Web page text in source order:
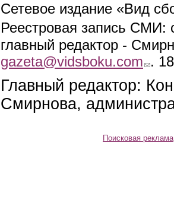
Сетевое издание «Вид
Реестровая запись СМИ:
главный редактор -
gazeta@vidsboku.com (link sends
.
Главный редактор:
Смирнова,
Поисковая реклама